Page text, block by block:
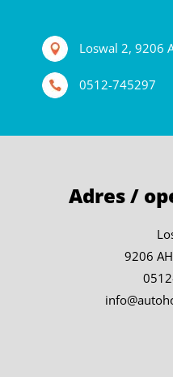
Loswal 2, 9206
0512-745297
Adres /
9206